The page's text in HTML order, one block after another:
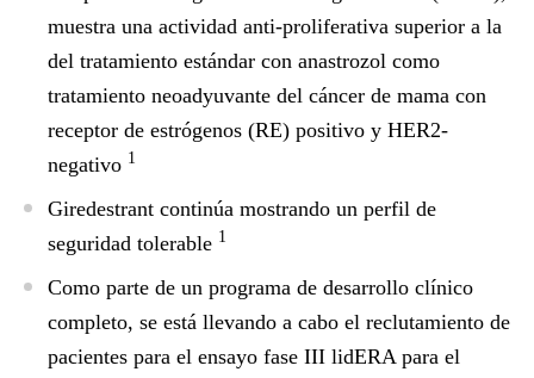
muestra una actividad anti-proliferativa superior a la
del tratamiento estándar con anastrozol como
tratamiento neoadyuvante del cáncer de mama con
receptor de estrógenos (RE) positivo y HER2-
negativo 1
Giredestrant continúa mostrando un perfil de
seguridad tolerable 1
Como parte de un programa de desarrollo clínico
completo, se está llevando a cabo el reclutamiento de
pacientes para el ensayo fase III lidERA para el